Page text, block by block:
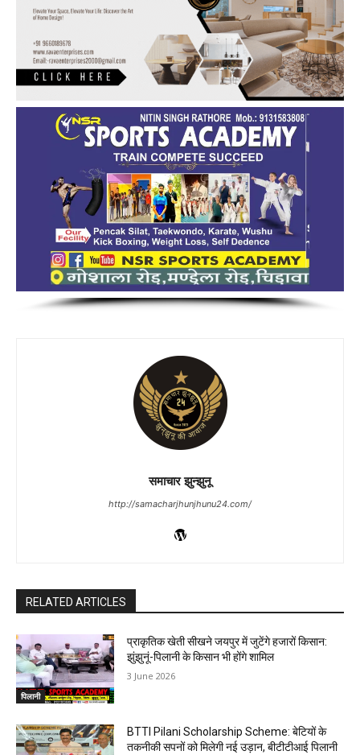
समाचार झुन्झुनू
http://samacharjhunjhunu24.com/
RELATED ARTICLES
पिलानी
प्राकृतिक खेती सीखने जयपुर में जुटेंगे हजारों किसान:
झुंझुनूं-पिलानी के किसान भी होंगे शामिल
3 June 2026
BTTI Pilani Scholarship Scheme: बेटियों के
तकनीकी सपनों को मिलेगी नई उड़ान, बीटीटीआई पिलानी